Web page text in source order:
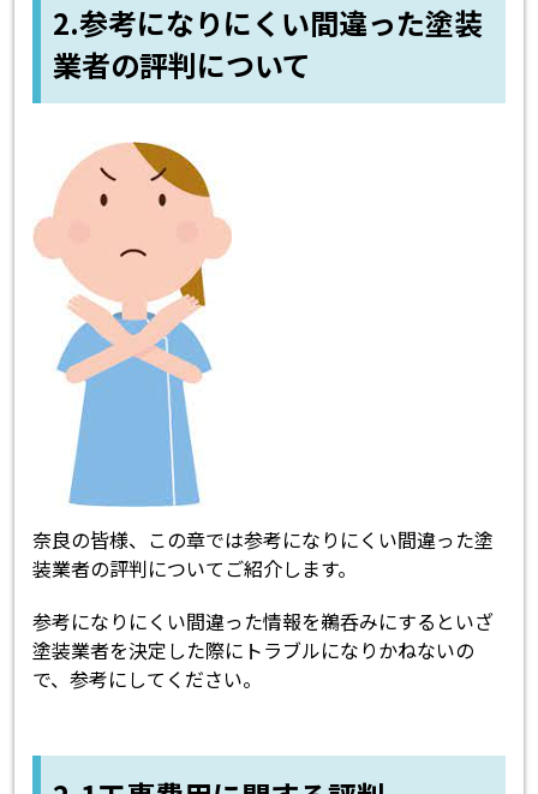
2.参考になりにくい間違った塗装
業者の評判について
奈良の皆様、この章では参考になりにくい間違った塗
装業者の評判についてご紹介します。
参考になりにくい間違った情報を鵜呑みにするといざ
塗装業者を決定した際にトラブルになりかねないの
で、参考にしてください。